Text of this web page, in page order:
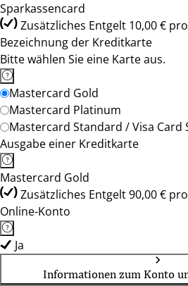
Sparkassencard
Zusätzliches Entgelt 10,00 €
Bezeichnung der Kreditkarte
Bitte wählen Sie eine Karte aus.
Mastercard Gold
Mastercard Platinum
Mastercard Standard / Visa Card
Ausgabe einer Kreditkarte
Mastercard Gold
Zusätzliches Entgelt 90,00 €
Online-Konto
Ja
Informationen zum Konto